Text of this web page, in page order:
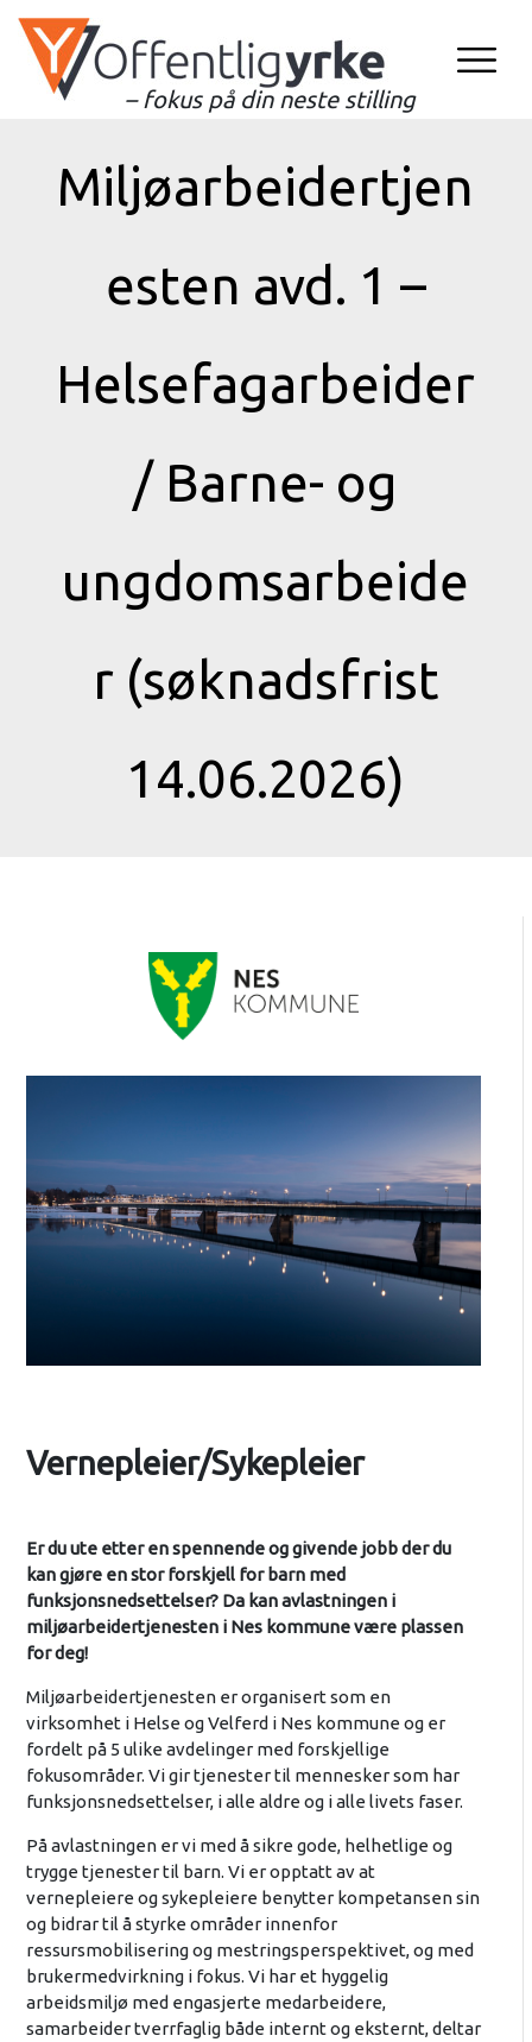
– fokus på din neste stilling
Miljøarbeidertjen
esten avd. 1 –
Helsefagarbeider
/ Barne- og
ungdomsarbeide
r (søknadsfrist
14.06.2026)
Vernepleier/Sykepleier
Er du ute etter en spennende og givende jobb der du
kan gjøre en stor forskjell for barn med
funksjonsnedsettelser? Da kanavlastningen i
miljøarbeidertjenesten i Nes kommune være plassen
for deg!
Miljøarbeidertjenesten er organisert som en
virksomhet i Helse og Velferd i Nes kommune og er
fordelt på 5 ulike avdelinger med forskjellige
fokusområder. Vi gir tjenester til mennesker som har
funksjonsnedsettelser, i alle aldre og i alle livets faser.
På avlastningen er vi med å sikre gode, helhetlige og
trygge tjenester til barn. Vi er opptatt av at
vernepleiere og sykepleiere benytter kompetansen sin
og bidrar til å styrke områder innenfor
ressursmobilisering og mestringsperspektivet, og med
brukermedvirkning i fokus. Vi har et hyggelig
arbeidsmiljø med engasjerte medarbeidere,
samarbeider tverrfaglig både internt og eksternt, deltar